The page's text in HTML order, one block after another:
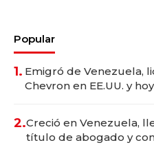
Popular
1. Emigró de Venezuela,
Chevron en EE.UU. y
2.Creció en Venezuela,
título de abogado y